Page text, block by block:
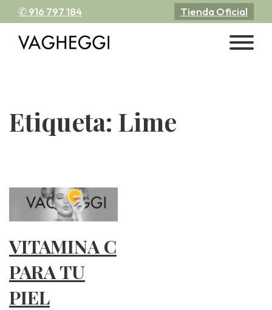
✆ 916 797 184 Tienda Oficial
Etiqueta: Lime
VITAMINA C
PARA TU
PIEL